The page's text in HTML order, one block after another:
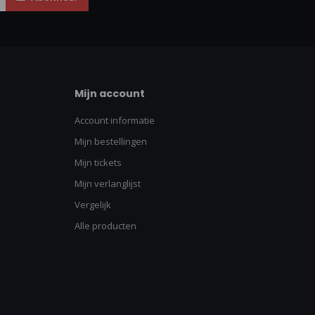
Mijn account
Account informatie
Mijn bestellingen
Mijn tickets
Mijn verlanglijst
Vergelijk
Alle producten